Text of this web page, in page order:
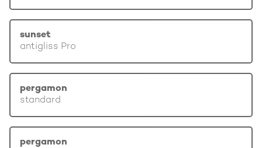
sunset
antigliss Pro
pergamon
standard
pergamon